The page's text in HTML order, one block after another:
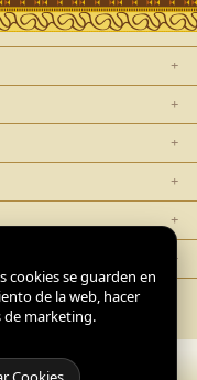
Contacto
cookies se guarden en
de la web, hacer
de marketing.